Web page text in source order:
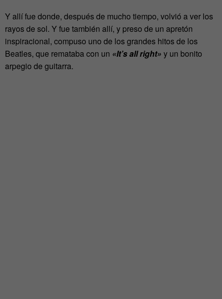
Y allí fue donde, después de mucho tiempo, volvió a ver los
rayos de sol. Y fue también allí, y preso de un apretón
inspiracional, compuso uno de los grandes hitos de los
Beatles, que remataba con un «It’s all right» y un bonito
arpegio de guitarra.